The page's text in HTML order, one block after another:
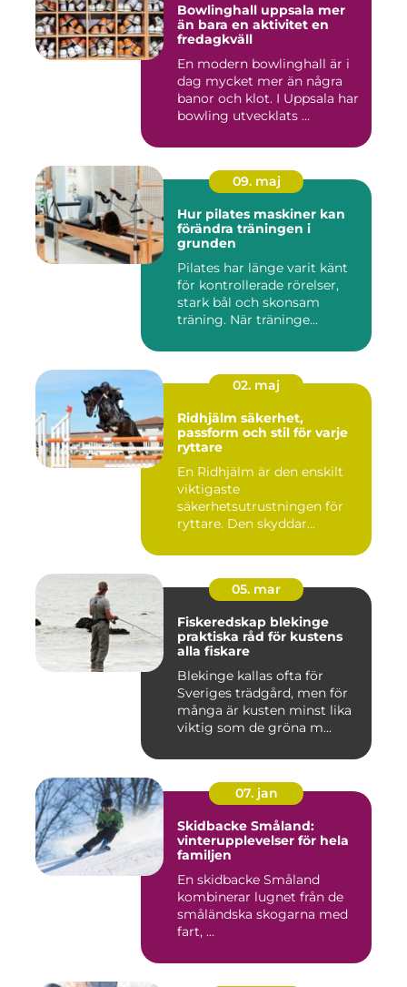
Bowlinghall uppsala mer
än bara en aktivitet en
fredagkväll
En modern bowlinghall är i
dag mycket mer än några
banor och klot. I Uppsala har
bowling utvecklats ...
09. maj
Hur pilates maskiner kan
förändra träningen i
grunden
Pilates har länge varit känt
för kontrollerade rörelser,
stark bål och skonsam
träning. När träninge...
02. maj
Ridhjälm säkerhet,
passform och stil för varje
ryttare
En Ridhjälm är den enskilt
viktigaste
säkerhetsutrustningen för
ryttare. Den skyddar
05. mar
Fiskeredskap blekinge
praktiska råd för kustens
alla fiskare
Blekinge kallas ofta för
Sveriges trädgård, men för
många är kusten minst lika
viktig som de gröna m...
07. jan
Skidbacke Småland:
vinterupplevelser för hela
familjen
En skidbacke Småland
kombinerar lugnet från de
småländska skogarna med
fart, ...